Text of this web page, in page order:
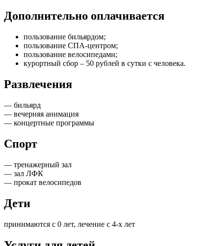
Дополнительно оплачивается
пользование бильярдом;
пользование СПА-центром;
пользование велосипедами;
курортный сбор – 50 рублей в сутки с человека.
Развлечения
— бильярд
— вечерняя анимация
— концертные программы
Спорт
— тренажерный зал
— зал ЛФК
— прокат велосипедов
Дети
принимаются с 0 лет, лечение с 4-х лет